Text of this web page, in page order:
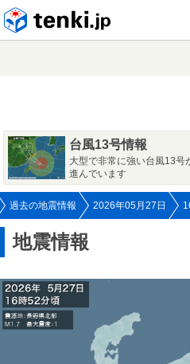
台風13号情報
大型で非常に強い台風13号
進んでいます
過去の地震情報 2026年05月27日
地震情報